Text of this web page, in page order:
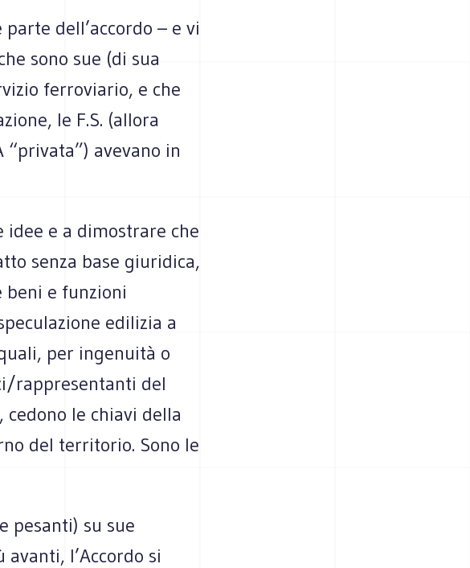
parte dell’accordo – e vi
sono sue (di sua
ferroviario, e che
le F.S. (allora
avevano in
idee e a dimostrare che
senza base giuridica,
beni e funzioni
edilizia a
per ingenuità o
rappresentanti del
le chiavi della
del territorio. Sono le
pesanti) su sue
l’Accordo si